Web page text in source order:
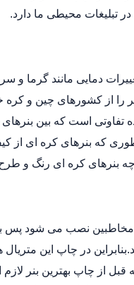
در تبلیغات محیطی ما دارد.
دمایی مانند گرما
را از کشورهای چین و
مهم بوده تفاوتی است که بین
که بنرهای کره ای از
بنرهای کره ای رنگ و
مخاطبین نصب می شود پس
در چاپ این متریال
قبل از چاپ بهترین